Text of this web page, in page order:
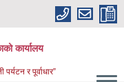
कार्यालय
पर्यटन र पूर्वाधार”